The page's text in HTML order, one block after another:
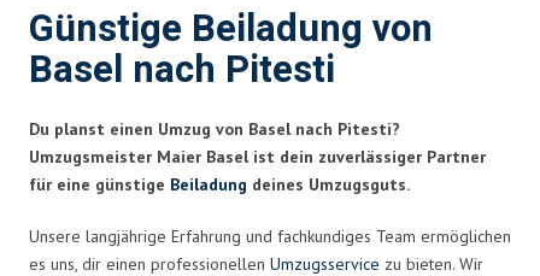
Günstige Beiladung von
Basel nach Pitesti
Du planst einen Umzug von Basel nach Pitesti?
Umzugsmeister Maier Basel ist dein zuverlässiger Partner
für eine günstige Beiladung deines Umzugsguts.
Unsere langjährige Erfahrung und fachkundiges Team ermöglichen
es uns, dir einen professionellen Umzugsservice zu bieten. Wir